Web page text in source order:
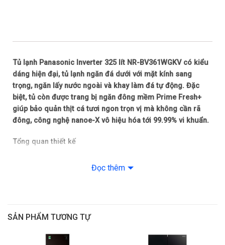
Tủ lạnh Panasonic Inverter 325 lít NR-BV361WGKV có kiểu
dáng hiện đại, tủ lạnh ngăn đá dưới với mặt kính sang
trọng, ngăn lấy nước ngoài và khay làm đá tự động. Đặc
biệt, tủ còn được trang bị ngăn đông mềm Prime Fresh+
giúp bảo quản thịt cá tươi ngon trọn vị mà không cần rã
đông, công nghệ nanoe-X vô hiệu hóa tới 99.99% vi khuẩn.
Tổng quan thiết kế
kính sáng bóng, dễ dàng vệ sinh lau chùi khi cần.
– Dung tích sử dụng 325 lít
phẩm chogia đình từ 3 – 4 thành viên
Đọc thêm
SẢN PHẨM TƯƠNG TỰ